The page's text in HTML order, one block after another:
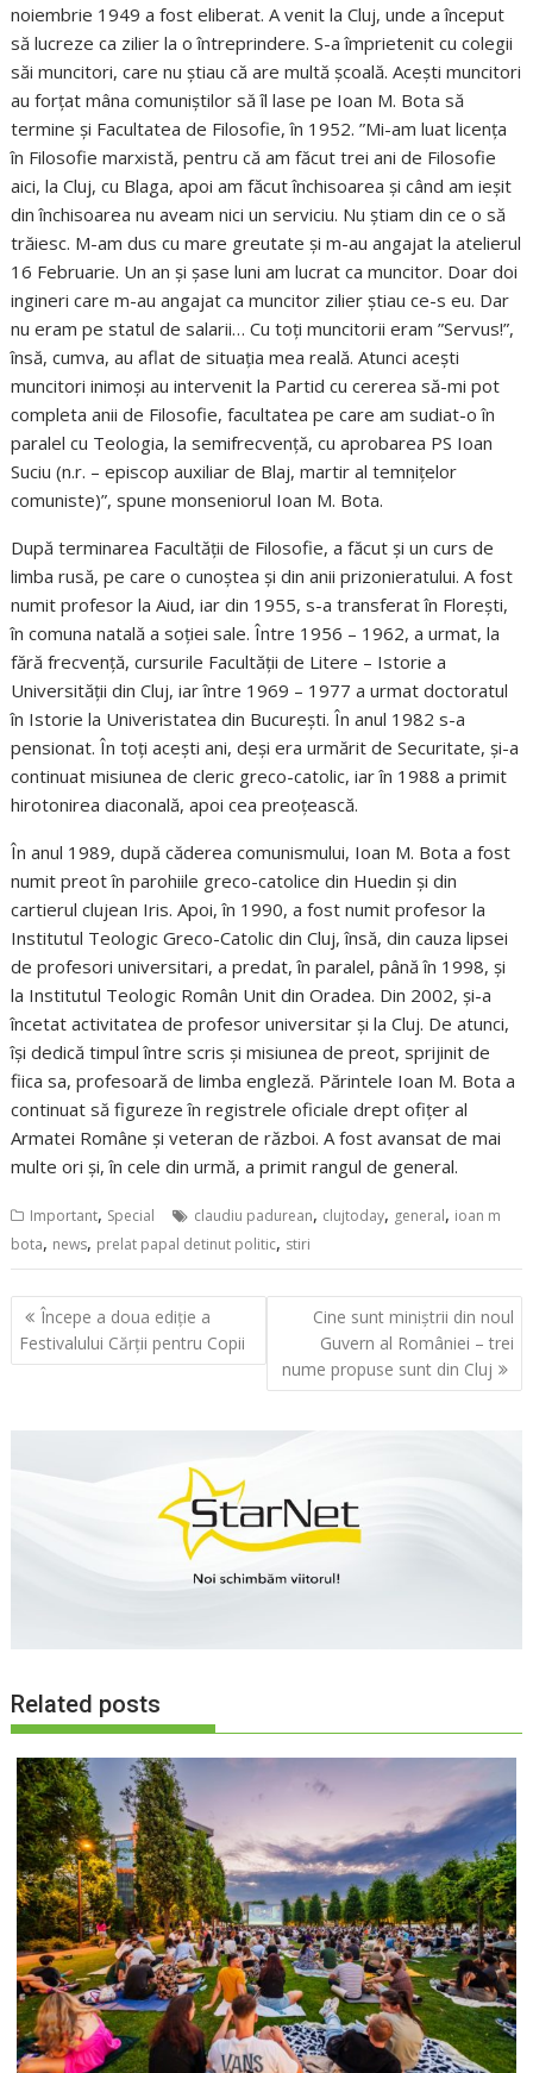
noiembrie 1949 a fost eliberat. A venit la Cluj, unde a început
să lucreze ca zilier la o întreprindere. S-a împrietenit cu colegii
săi muncitori, care nu știau că are multă școală. Acești muncitori
au forțat mâna comuniștilor să îl lase pe Ioan M. Bota să
termine și Facultatea de Filosofie, în 1952. ”Mi-am luat licența
în Filosofie marxistă, pentru că am făcut trei ani de Filosofie
aici, la Cluj, cu Blaga, apoi am făcut închisoarea și când am ieșit
din închisoarea nu aveam nici un serviciu. Nu știam din ce o să
trăiesc. M-am dus cu mare greutate și m-au angajat la atelierul
16 Februarie. Un an și șase luni am lucrat ca muncitor. Doar doi
ingineri care m-au angajat ca muncitor zilier știau ce-s eu. Dar
nu eram pe statul de salarii… Cu toți muncitorii eram ”Servus!”,
însă, cumva, au aflat de situația mea reală. Atunci acești
muncitori inimoși au intervenit la Partid cu cererea să-mi pot
completa anii de Filosofie, facultatea pe care am sudiat-o în
paralel cu Teologia, la semifrecvență, cu aprobarea PS Ioan
Suciu (n.r. – episcop auxiliar de Blaj, martir al temnițelor
comuniste)”, spune monseniorul Ioan M. Bota.
După terminarea Facultății de Filosofie, a făcut și un curs de
limba rusă, pe care o cunoștea și din anii prizonieratului. A fost
numit profesor la Aiud, iar din 1955, s-a transferat în Florești,
în comuna natală a soției sale. Între 1956 – 1962, a urmat, la
fără frecvență, cursurile Facultății de Litere – Istorie a
Universității din Cluj, iar între 1969 – 1977 a urmat doctoratul
în Istorie la Univeristatea din București. În anul 1982 s-a
pensionat. În toți acești ani, deși era urmărit de Securitate, și-a
continuat misiunea de cleric greco-catolic, iar în 1988 a primit
hirotonirea diaconală, apoi cea preoțească.
În anul 1989, după căderea comunismului, Ioan M. Bota a fost
numit preot în parohiile greco-catolice din Huedin și din
cartierul clujean Iris. Apoi, în 1990, a fost numit profesor la
Institutul Teologic Greco-Catolic din Cluj, însă, din cauza lipsei
de profesori universitari, a predat, în paralel, până în 1998, și
la Institutul Teologic Român Unit din Oradea. Din 2002, și-a
încetat activitatea de profesor universitar și la Cluj. De atunci,
își dedică timpul între scris și misiunea de preot, sprijinit de
fiica sa, profesoară de limba engleză. Părintele Ioan M. Bota a
continuat să figureze în registrele oficiale drept ofițer al
Armatei Române și veteran de război. A fost avansat de mai
multe ori și, în cele din urmă, a primit rangul de general.
Important, Special claudiu padurean, clujtoday, general, ioan m
bota, news, prelat papal detinut politic, stiri
Navigare
în
articole
Începe a doua ediție a
Festivalului Cărții pentru Copii
Cine sunt miniștrii din noul
Guvern al României – trei
nume propuse sunt din Cluj
Related posts